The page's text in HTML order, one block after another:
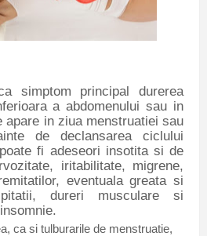
simptom principal durerea
a abdomenului sau in
apare in ziua menstruatiei sau
de declansarea ciclului
fi adeseori insotita si de
iritabilitate, migrene,
eventuala greata si
dureri musculare si
ca si tulburarile de menstruatie,